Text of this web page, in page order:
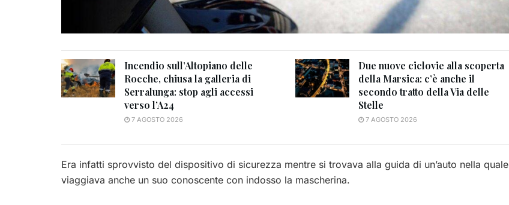
Incendio sull’Altopiano delle
Rocche, chiusa la galleria di
Serralunga: stop agli accessi
verso l’A24
7 AGOSTO 2026
Due nuove ciclovie alla scoperta
della Marsica: c’è anche il
secondo tratto della Via delle
Stelle
7 AGOSTO 2026
Era infatti sprovvisto del dispositivo di sicurezza mentre si trovava alla guida di un’auto nella quale
viaggiava anche un suo conoscente con indosso la mascherina.